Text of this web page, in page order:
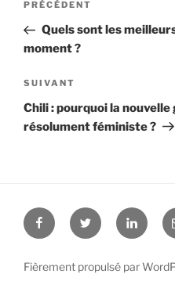
l’article
Article
précédent
PRÉCÉDENT
Quels sont les
moment ?
Article
suivant
SUIVANT
Chili : pourquoi la
résolument féministe ?
FacebookTwitter Linkedin
Fièrement propulsé par